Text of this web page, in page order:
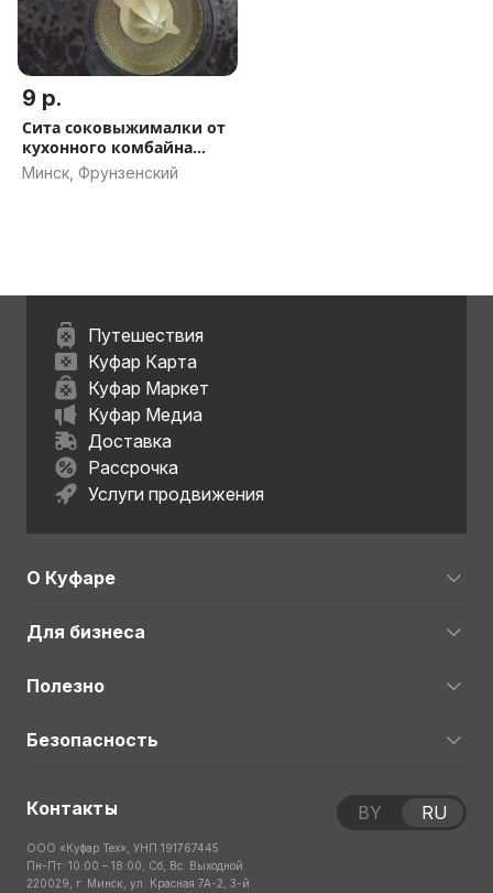
9 р.
Сита соковыжималки от
кухонного комбайна
Bosch
Минск, Фрунзенский
Путешествия
Куфар Карта
Куфар Маркет
Куфар Медиа
Доставка
Рассрочка
Услуги продвижения
О Куфаре
Для бизнеса
Полезно
Безопасность
Контакты
ООО «Куфар Тех», УНП 191767445
Пн-Пт: 10:00 – 18:00; Сб, Вс: Выходной
220029, г. Минск, ул. Красная 7А-2, 3-й
BY RU